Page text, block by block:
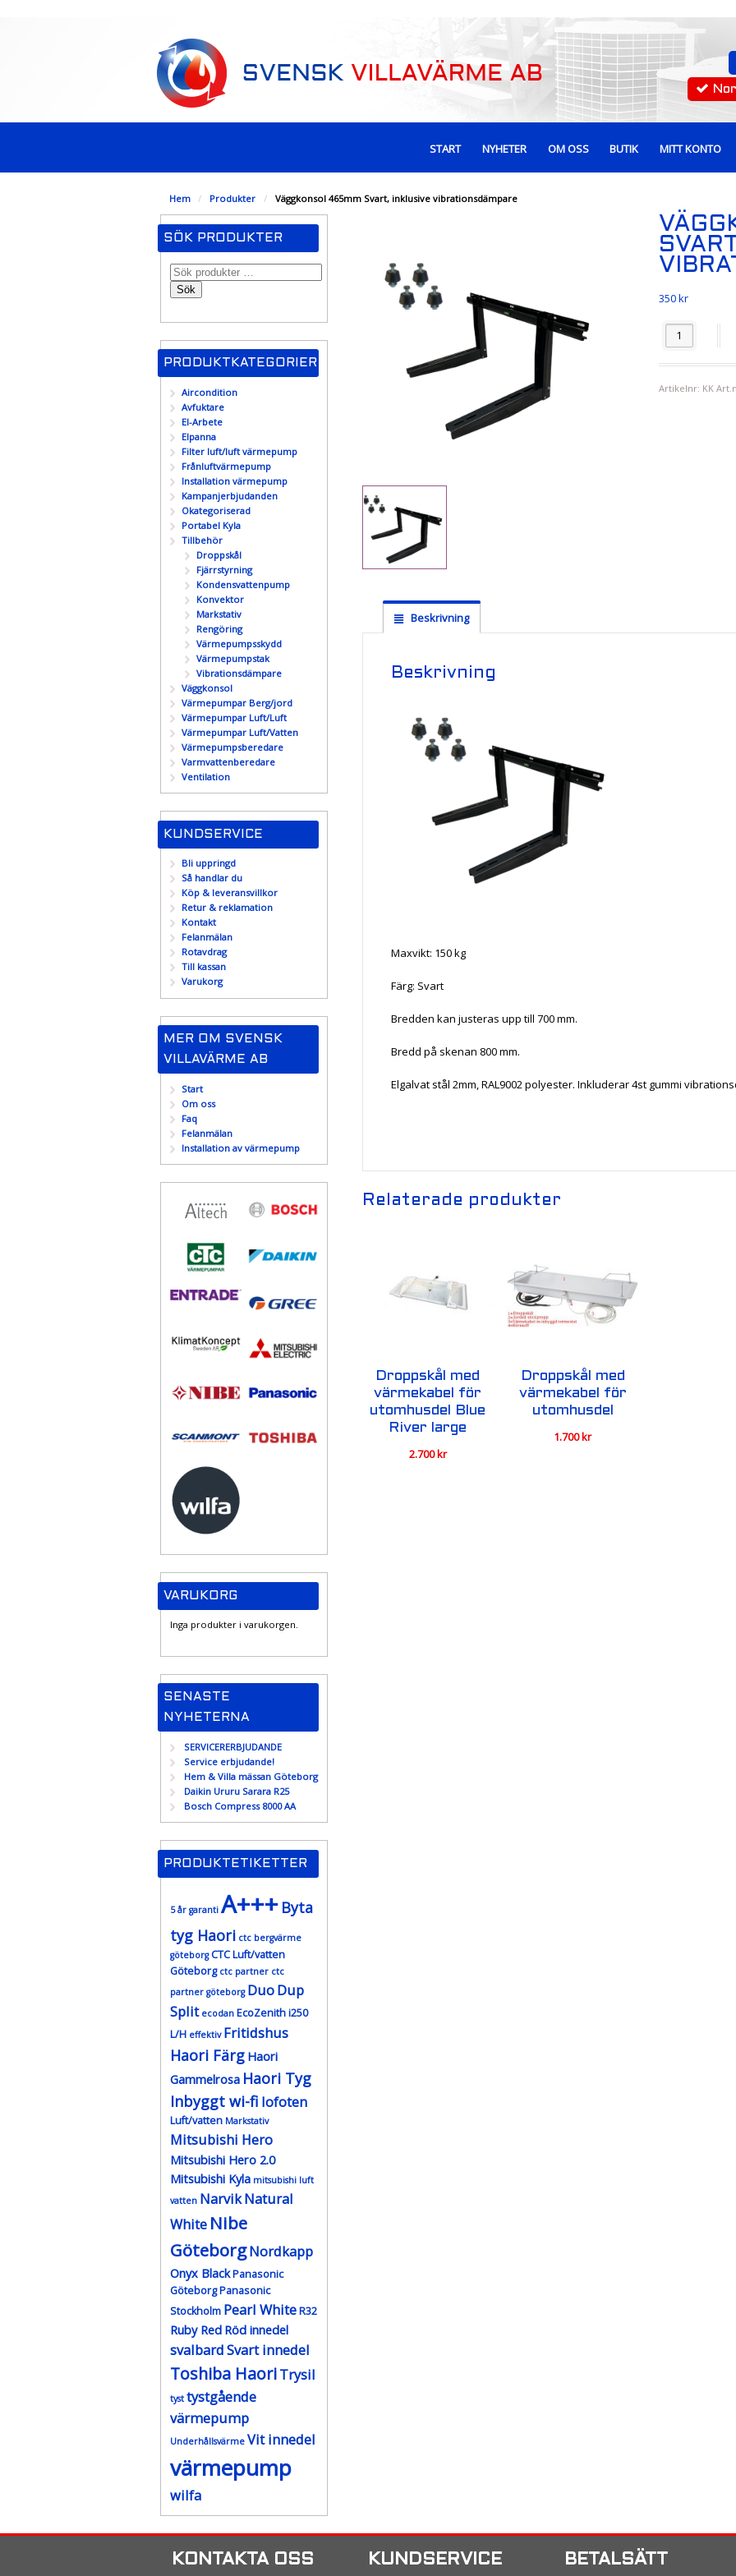
START NYHETER OM OSS BUTIK MITT KONTO
Hem / Produkter / Väggkonsol 465mm Svart, inklusive vibrationsdämpare
350kr
Antal
Artikelnr: KK
Beskrivning
Beskrivning
Maxvikt: 150 kg
Färg: Svart
Bredden kan justeras upp till 700 mm.
Bredd på skenan 800 mm.
Elgalvat stål 2mm, RAL9002 polyester. Inkluderar 4st gummi
Relaterade produkter
Droppskål med
värmekabel för
utomhusdel Blue
River large
2.700kr
Droppskål med
värmekabel för
utomhusdel
1.700kr
SÖK PRODUKTER
Sök
PRODUKTKATEGORIER
Aircondition
Avfuktare
El-Arbete
Elpanna
Filter luft/luft värmepump
Frånluftvärmepump
Installation värmepump
Kampanjerbjudanden
Okategoriserad
Portabel Kyla
Tillbehör
Droppskål
Fjärrstyrning
Kondensvattenpump
Konvektor
Markstativ
Rengöring
Värmepumpsskydd
Värmepumpstak
Vibrationsdämpare
Väggkonsol
Värmepumpar Berg/jord
Värmepumpar Luft/Luft
Värmepumpar Luft/Vatten
Värmepumpsberedare
Varmvattenberedare
Ventilation
KUNDSERVICE
Bli uppringd
Så handlar du
Köp & leveransvillkor
Retur & reklamation
Kontakt
Felanmälan
Rotavdrag
Till kassan
Varukorg
MER OM SVENSK
VILLAVÄRME AB
Start
Om oss
Faq
Felanmälan
Installation av värmepump
VARUKORG
Inga produkter i varukorgen.
SENASTE
NYHETERNA
SERVICERERBJUDANDE
Service erbjudande!
Hem & Villa mässan Göteborg
Daikin Ururu Sarara R25
Bosch Compress 8000 AA
PRODUKTETIKETTER
5 år garanti A+++ Byta
tyg Haori ctc bergvärme
göteborg CTC Luft/vatten
Göteborg ctc partner ctc
partner göteborg DuoDup
Split ecodan EcoZenith i250
L/H effektiv Fritidshus
Haori Färg Haori
Gammelrosa Haori Tyg
Inbyggt wi-fi lofoten
Luft/vatten Markstativ
Mitsubishi Hero
Mitsubishi Hero 2.0
Mitsubishi Kyla mitsubishi luft
vatten NarvikNatural
White Nibe
GöteborgNordkapp
Onyx Black Panasonic
Göteborg Panasonic
Stockholm Pearl White R32
Ruby Red Röd innedel
svalbardSvart innedel
Toshiba HaoriTrysil
tyst tystgående
värmepump
Underhållsvärme Vit innedel
värmepump
wilfa
KONTAKTA OSS KUNDSERVICE BETALSÄTT